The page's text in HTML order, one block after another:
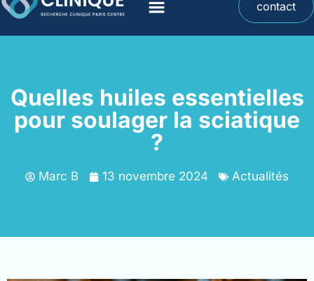
contact
Quelles huiles essentielles
pour soulager la sciatique
?
Marc B 13 novembre 2024 Actualités